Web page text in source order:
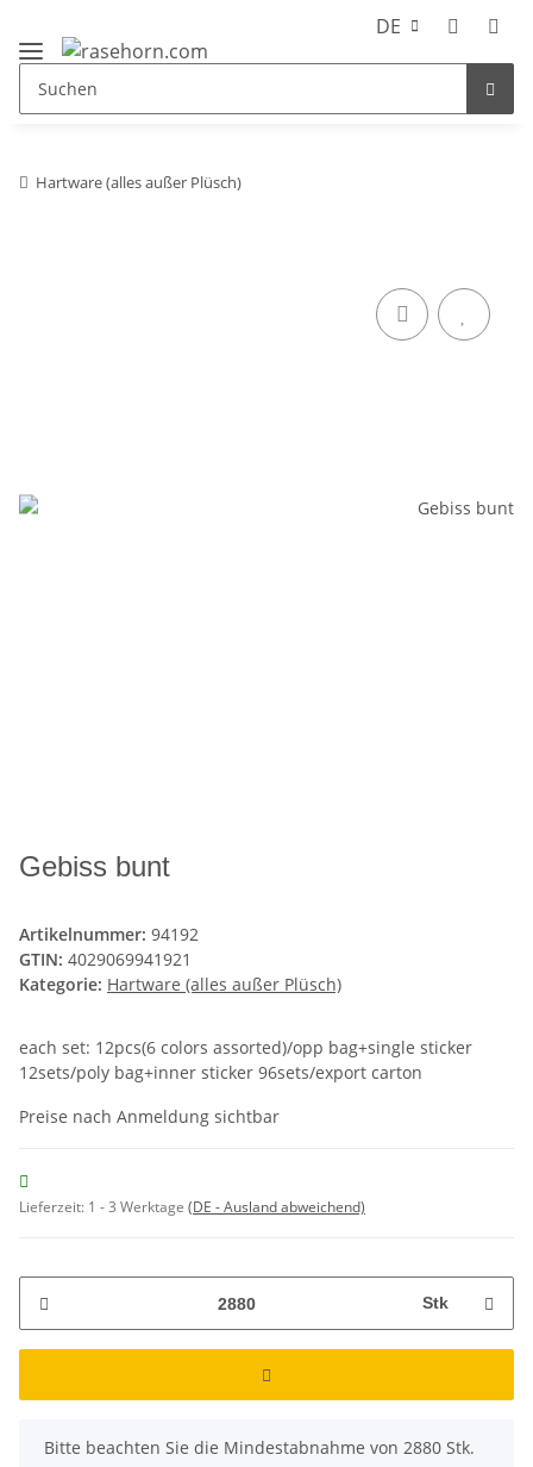
DE
Hartware (alles außer Plüsch)
Gebiss bunt
Artikelnummer: 94192
GTIN: 4029069941921
Kategorie: Hartware (alles außer Plüsch)
each set: 12pcs(6 colors assorted)/opp bag+single sticker
12sets/poly bag+inner sticker 96sets/export carton
Preise nach Anmeldung sichtbar
Lieferzeit: 1 - 3 Werktage (DE - Ausland abweichend)
Stk
x
Bitte beachten Sie die Mindestabnahme von 2880 Stk.